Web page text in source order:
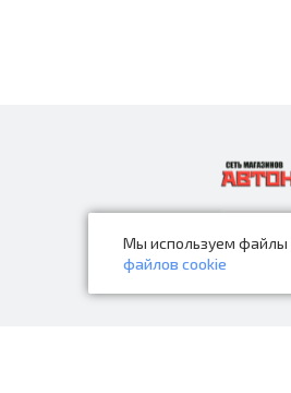
Мы используем файлы
файлов cookie